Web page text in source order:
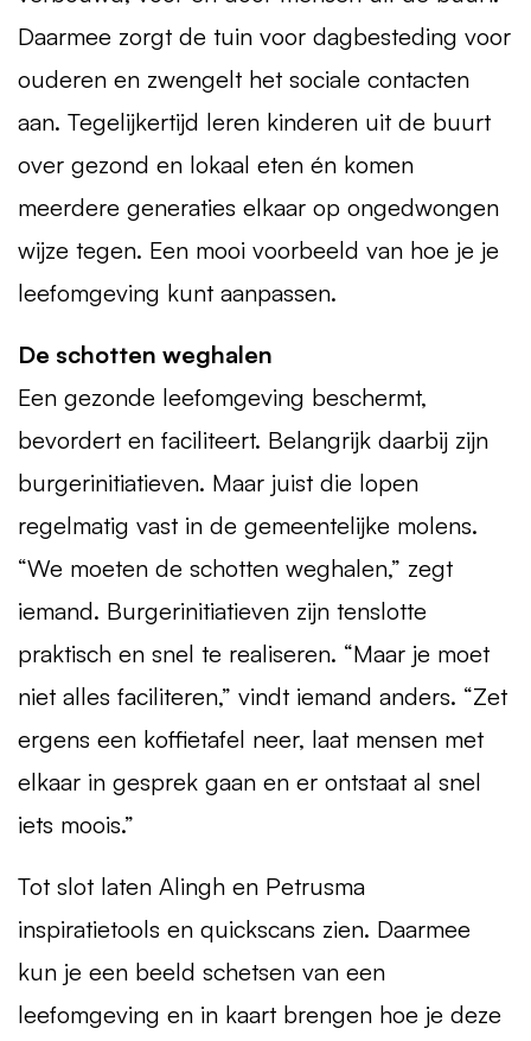
Daarmee zorgt de tuin voor dagbesteding voor
ouderen en zwengelt het sociale contacten
aan. Tegelijkertijd leren kinderen uit de buurt
over gezond en lokaal eten én komen
meerdere generaties elkaar op ongedwongen
wijze tegen. Een mooi voorbeeld van hoe je je
leefomgeving kunt aanpassen.
De schotten weghalen
Een gezonde leefomgeving beschermt,
bevordert en faciliteert. Belangrijk daarbij zijn
burgerinitiatieven. Maar juist die lopen
regelmatig vast in de gemeentelijke molens.
“We moeten de schotten weghalen,” zegt
iemand. Burgerinitiatieven zijn tenslotte
praktisch en snel te realiseren. “Maar je moet
niet alles faciliteren,” vindt iemand anders. “Zet
ergens een koffietafel neer, laat mensen met
elkaar in gesprek gaan en er ontstaat al snel
iets moois.”
Tot slot laten Alingh en Petrusma
inspiratietools en quickscans zien. Daarmee
kun je een beeld schetsen van een
leefomgeving en in kaart brengen hoe je deze